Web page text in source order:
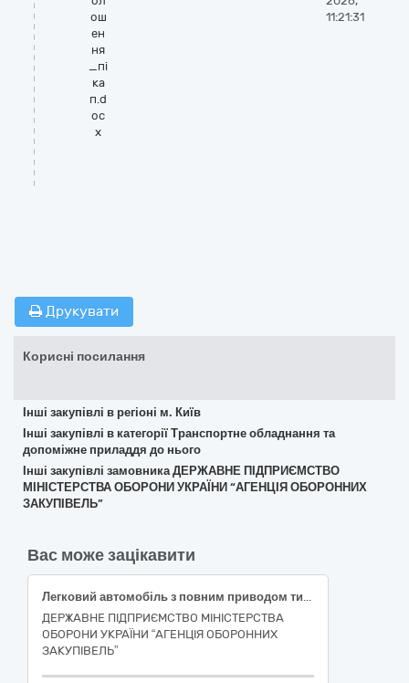
ош
ен
ня
_пі
ка
п.d
oc
x
11:21:31
Друкувати
Корисні посилання
Інші закупівлі в регіоні м. Київ
Інші закупівлі в категорії Транспортне обладнання та
допоміжне приладдя до нього
Інші закупівлі замовника ДЕРЖАВНЕ ПІДПРИЄМСТВО
МІНІСТЕРСТВА ОБОРОНИ УКРАЇНИ “АГЕНЦІЯ ОБОРОННИХ
ЗАКУПІВЕЛЬ”
Вас може зацікавити
Легковий автомобіль з повним приводом типу PICKUP без лебідки. Код ДК 021:2015: 3413000-7 Мототранспортні вантажні засоби
ДЕРЖАВНЕ ПІДПРИЄМСТВО МІНІСТЕРСТВА
ОБОРОНИ УКРАЇНИ “АГЕНЦІЯ ОБОРОННИХ
ЗАКУПІВЕЛЬ”